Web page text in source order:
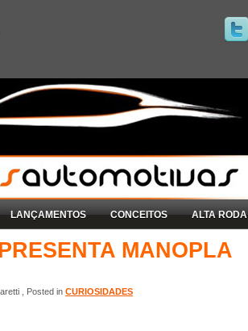
LANÇAMENTOS CONCEITOS ALTA RODA
MANOPLA
, Posted in CURIOSIDADES